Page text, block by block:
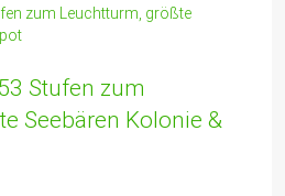
Stufen zum
Seebären Kolonie &